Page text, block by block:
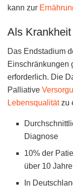
kann zur
Als
Das Endstadium
Einschränkungen
erforderlich. Die
Palliative
Lebensqualitätzu
Diagnose
10% der
über 10 Jahre
In